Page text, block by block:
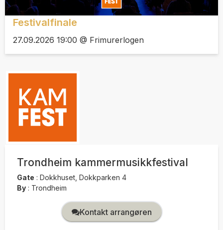
Festivalfinale
27.09.2026 19:00 @ Frimurerlogen
Trondheim kammermusikkfestival
Gate : Dokkhuset, Dokkparken 4
By : Trondheim
Kontakt arrangøren